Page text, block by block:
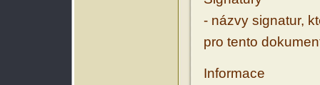
- názvy signatur,
pro tento
Informace